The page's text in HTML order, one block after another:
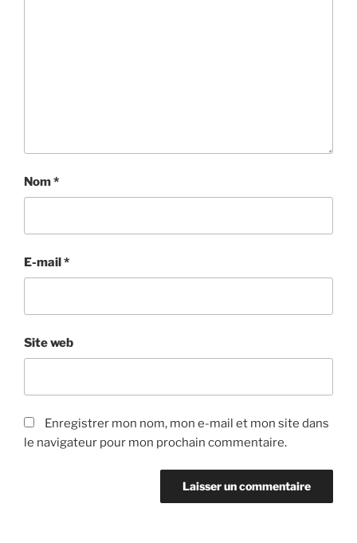
Nom*
E-mail*
Site web
Enregistrer mon nom, mon e-mail et mon site dans
le navigateur pour mon prochain commentaire.